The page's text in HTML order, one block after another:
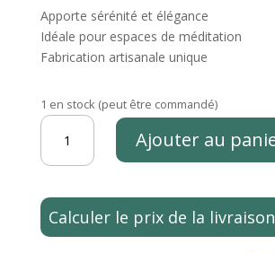
Apporte sérénité et élégance
Idéale pour espaces de méditation
Fabrication artisanale unique
1 en stock (peut être commandé)
quantité
Statue
jardin
Bouddha
Ajouter au
Calculer le prix de la livraison